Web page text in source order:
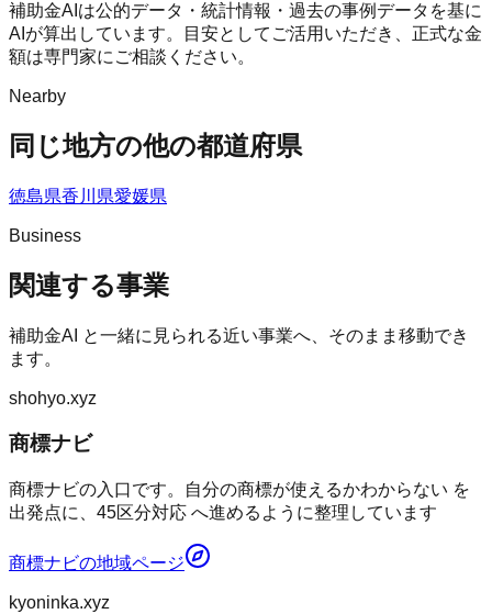
補助金AIは公的データ・統計情報・過去の事例データを基に
AIが算出しています。目安としてご活用いただき、正式な金
額は専門家にご相談ください。
Nearby
同じ地方の他の都道府県
徳島県香川県愛媛県
Business
関連する事業
補助金AI
と一緒に見られる近い事業へ、そのまま移動でき
ます。
shohyo.xyz
商標ナビ
商標ナビの入口です。自分の商標が使えるかわからない を
出発点に、45区分対応 へ進めるように整理しています
商標ナビの地域ページ
kyoninka.xyz